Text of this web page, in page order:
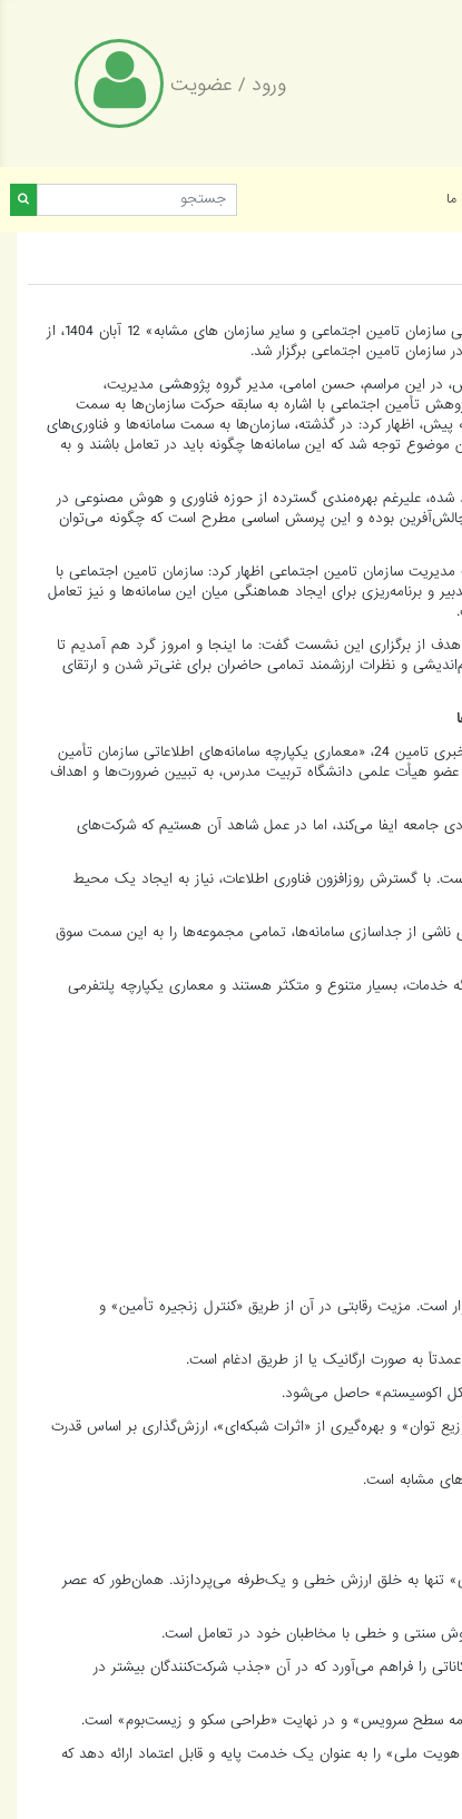
ورود / عضویت
ما
نشست «معماری یکپارچه سامانه‌های اطلاعاتی سازمان تامین اجتماعی و سایر سازمان های مشابه» 12 آبان 1404، از
تامین اجتماعی برگزار شد.
در این مراسم، حسن امامی، مدیر گروه پژوهشی مدیریت،
تأمین اجتماعی با اشاره به سابقه حرکت سازمان‌ها به سمت
اظهار کرد: در گذشته، سازمان‌ها به سمت سامانه‌ها و فناوری‌های
موضوع توجه شد که این سامانه‌ها چگونه باید در تعامل باشند و به
شده، علیرغم بهره‌مندی گسترده از حوزه فناوری و هوش مصنوعی در
چالش‌آفرین بوده و این پرسش اساسی مطرح است که چگونه می‌توان
سازمان تامین اجتماعی اظهار کرد: سازمان تامین اجتماعی با
در حال تدبیر و برنامه‌ریزی برای ایجاد هماهنگی میان این سامانه‌ها و نیز تعامل
از برگزاری این نشست گفت: ما اینجا و امروز گرد هم آمدیم تا
و نظرات ارزشمند تمامی حاضران برای غنی‌تر شدن و ارتقای
در ادامه نشست تخصصی به نقل از پایگاه خبری تامین 24، «معماری یکپارچه سامانه‌های اطلاعاتی سازمان تأمین
هیأت علمی دانشگاه تربیت مدرس، به تبیین ضرورت‌ها و اهداف
جامعه ایفا می‌کند، اما در عمل شاهد آن هستیم که شرکت‌های
با گسترش روزافزون فناوری اطلاعات، نیاز به ایجاد یک محیط
از جداسازی سامانه‌ها، تمامی مجموعه‌ها را به این سمت سوق
خدمات، بسیار متنوع و متکثر هستند و معماری یکپارچه پلتفرمی
مزیت رقابتی در آن از طریق «کنترل زنجیره تأمین» و
به صورت ارگانیک یا از طریق ادغام است.
کل اکوسیستم» حاصل می‌شود.
توان» و بهره‌گیری از «اثرات شبکه‌ای»، ارزش‌گذاری بر اساس قدرت
مشابه است.
تنها به خلق ارزش خطی و یک‌طرفه می‌پردازند. همان‌طور که عصر
روش سنتی و خطی با مخاطبان خود در تعامل است.
را فراهم می‌آورد که در آن «جذب شرکت‌کنندگان بیشتر در
سطح سرویس» و در نهایت «طراحی سکو و زیست‌بوم» است.
ملی» را به عنوان یک خدمت پایه و قابل اعتماد ارائه دهد که